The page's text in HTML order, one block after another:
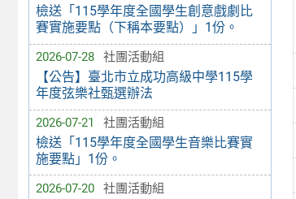
檢送「115學年度全國學生創意戲劇比
賽實施要點（下稱本要點）」1份。
2026-07-28 社團活動組
【公告】臺北市立成功高級中學115學
年度弦樂社甄選辦法
2026-07-21 社團活動組
檢送「115學年度全國學生音樂比賽實
施要點」1份。
2026-07-20 社團活動組